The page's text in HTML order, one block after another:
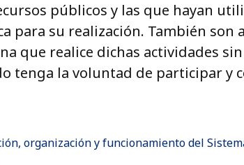
públicos y las que hayan
para su realización. También son
que realice dichas actividades
tenga la voluntad de participar y
organización y funcionamiento del